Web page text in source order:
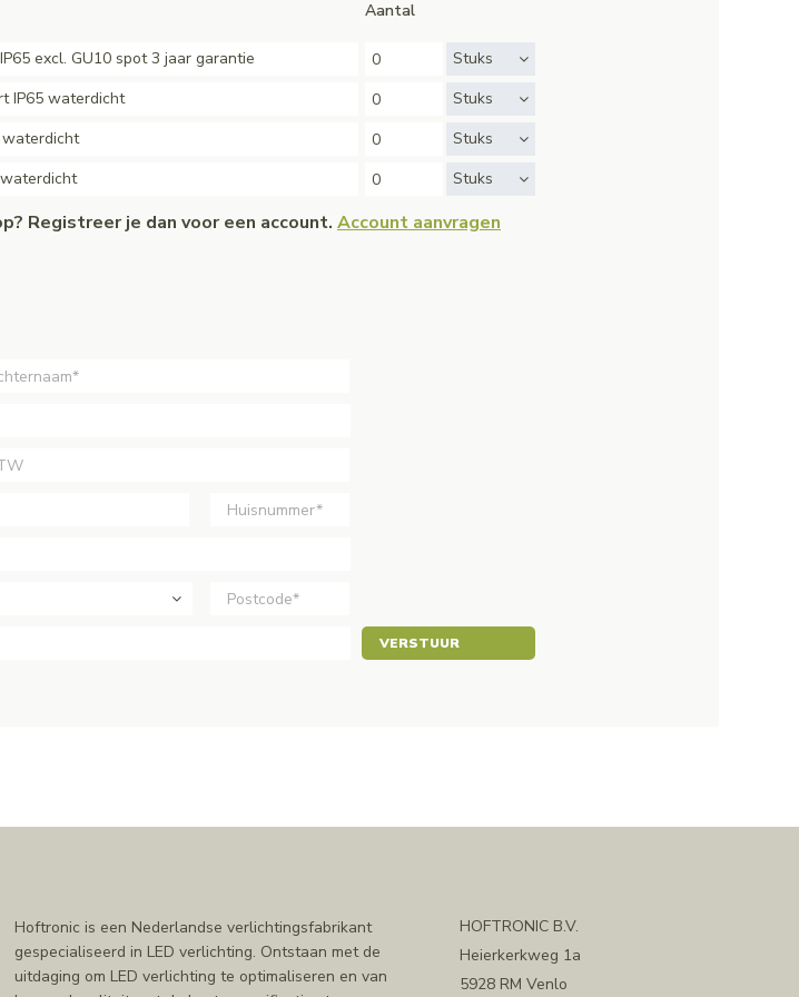
Aantal
excl. GU10 spot 3 jaar garantie
Stuks
IP65 waterdicht
Stuks
waterdicht
Stuks
Stuks
Registreer je dan voor een account. Account aanvragen
VERSTUUR
Hoftronic is een Nederlandse verlichtingsfabrikant
gespecialiseerd in LED verlichting. Ontstaan met de
uitdaging om LED verlichting te optimaliseren en van
HOFTRONIC B.V.
Heierkerkweg 1a
5928 RM Venlo